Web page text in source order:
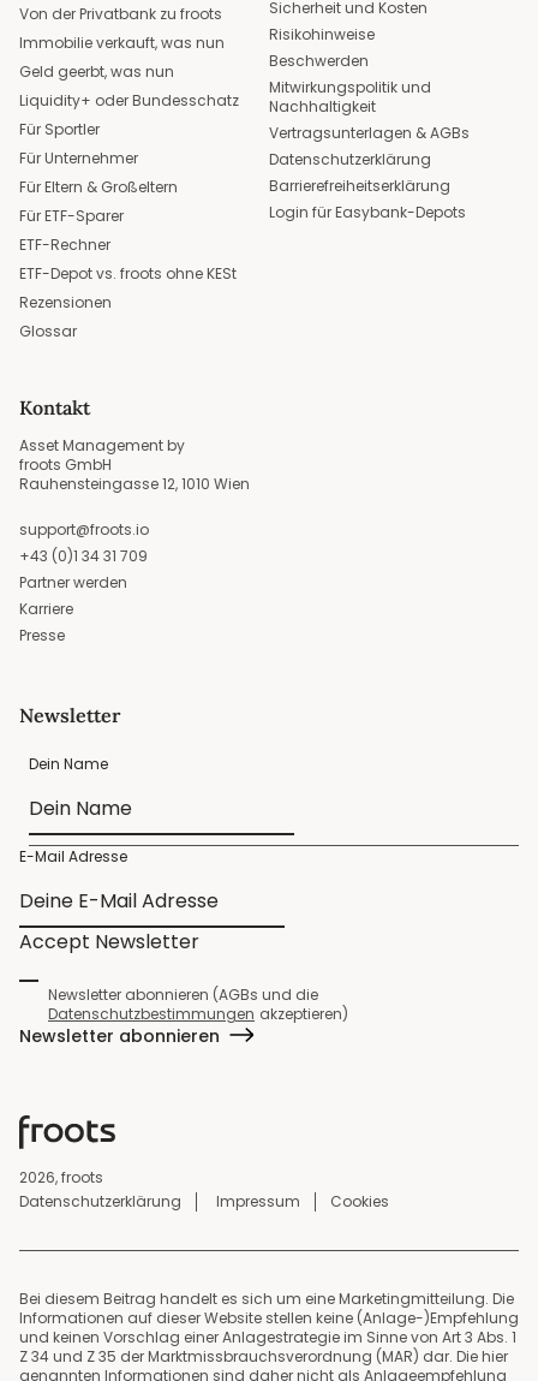
Von der Privatbank zu froots
Immobilie verkauft, was nun
Geld geerbt, was nun
Liquidity+ oder Bundesschatz
Für Sportler
Für Unternehmer
Für Eltern & Großeltern
Für ETF-Sparer
ETF-Rechner
ETF-Depot vs. froots ohne KESt
Rezensionen
Glossar
Sicherheit und Kosten
Risikohinweise
Beschwerden
Mitwirkungspolitik und
Nachhaltigkeit
Vertragsunterlagen & AGBs
Datenschutzerklärung
Barrierefreiheitserklärung
Login für Easybank-Depots
Kontakt
Asset Management by
froots GmbH
Rauhensteingasse 12, 1010 Wien
support@froots.io
+43 (0)1 34 31 709
Partner werden
Karriere
Presse
Newsletter
Dein Name
E-Mail Adresse
Accept Newsletter
Newsletter abonnieren (AGBs und die
Datenschutzbestimmungen akzeptieren)
Newsletter abonnieren
2026, froots
Datenschutzerklärung
Impressum Cookies
Bei diesem Beitrag handelt es sich um eine Marketingmitteilung. Die
Informationen auf dieser Website stellen keine (Anlage-)Empfehlung
und keinen Vorschlag einer Anlagestrategie im Sinne von Art 3 Abs. 1
Z 34 und Z 35 der Marktmissbrauchsverordnung (MAR) dar. Die hier
genannten Informationen sind daher nicht als Anlageempfehlung